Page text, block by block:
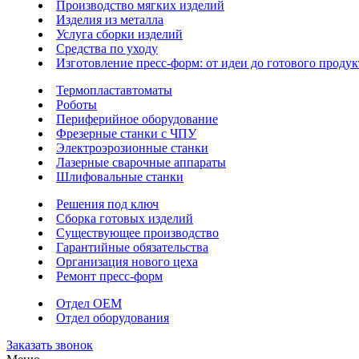
Производство мягких изделий
Изделия из металла
Услуга сборки изделий
Средства по уходу
Изготовление пресс-форм: от идеи до готового
Термопластавтоматы
Роботы
Периферийное оборудование
Фрезерные станки с ЧПУ
Электроэрозионные станки
Лазерные сварочные аппараты
Шлифовальные станки
Решения под ключ
Сборка готовых изделий
Существующее производство
Гарантийные обязательства
Организация нового цеха
Ремонт пресс-форм
Отдел OEM
Отдел оборудования
Заказать звонок